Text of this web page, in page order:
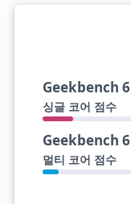
Geekbench 6
싱글 코어 점수
Geekbench 6
멀티 코어 점수